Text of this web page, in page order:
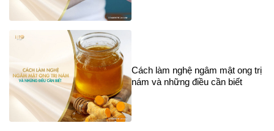
Cách làm nghệ ngâm mật ong trị
nám và những điều cần biết